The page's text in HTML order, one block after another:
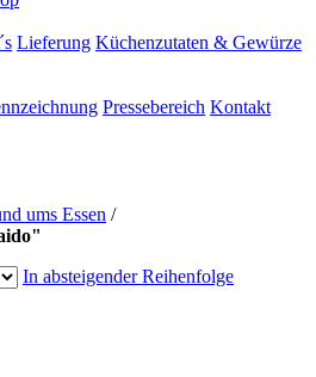
Lieferung Küchenzutaten & Gewürze
Pressebereich Kontakt
ums Essen /
In absteigender Reihenfolge